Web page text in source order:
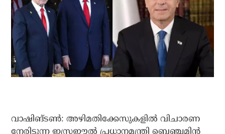
വാഷിങ്ടണ്‍: അഴിമതിക്കേസുകളില്‍ വിചാരണ
നേരിടുന്ന ഇസ്രഈല്‍ പ്രധാനമന്ത്രി ബെഞ്ചമിന്‍